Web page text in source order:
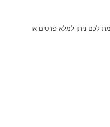
לכם ניתן למלא פרטים או